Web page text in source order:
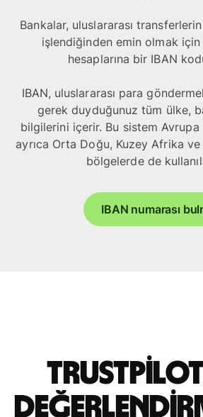
Bankalar, uluslararası
işlendiğinden emin olmak
hesaplarına bir IBAN
IBAN, uluslararası para
gerek duyduğunuz tüm ülke,
bilgilerini içerir. Bu sistem Avrupa
ayrıca Orta Doğu, Kuzey Afrika
bölgelerde de
IBAN numarası